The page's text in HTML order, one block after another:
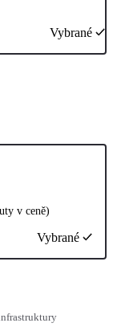
Vybrané
v ceně)
Vybrané